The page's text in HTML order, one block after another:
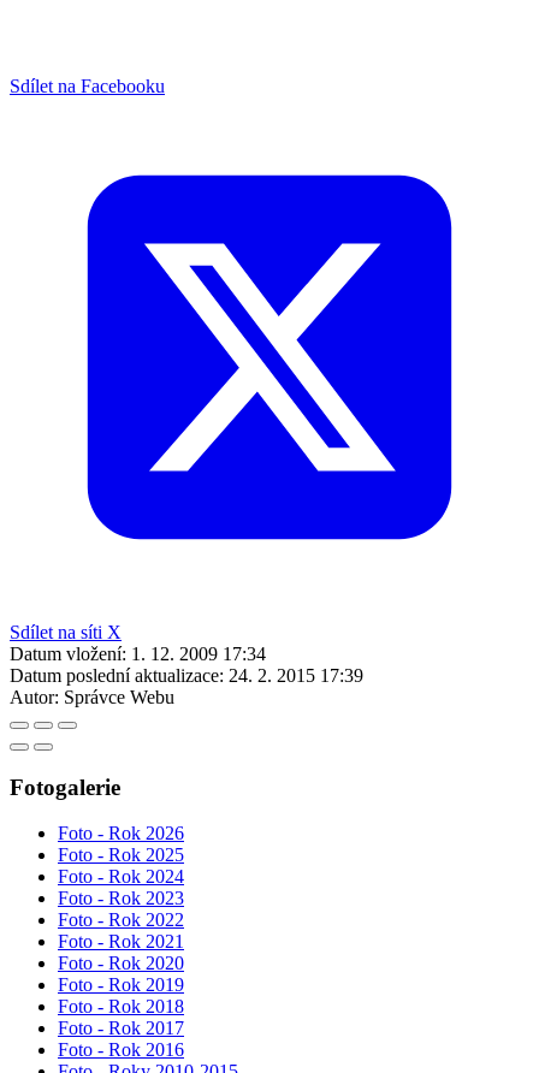
Sdílet na Facebooku
Sdílet na síti X
Datum vložení: 1. 12. 2009 17:34
Datum poslední aktualizace: 24. 2. 2015 17:39
Autor: Správce Webu
Fotogalerie
Foto - Rok 2026
Foto - Rok 2025
Foto - Rok 2024
Foto - Rok 2023
Foto - Rok 2022
Foto - Rok 2021
Foto - Rok 2020
Foto - Rok 2019
Foto - Rok 2018
Foto - Rok 2017
Foto - Rok 2016